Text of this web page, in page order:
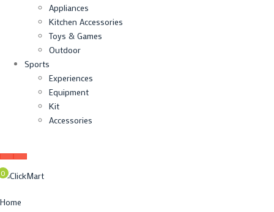
Appliances
Kitchen Accessories
Toys & Games
Outdoor
Sports
Experiences
Equipment
Kit
Accessories
0
Home